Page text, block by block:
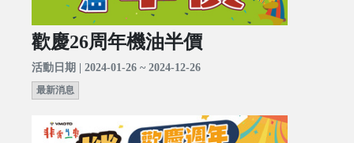
歡慶26周年機油半價
活動日期 | 2024-01-26 ~ 2024-12-26
最新消息